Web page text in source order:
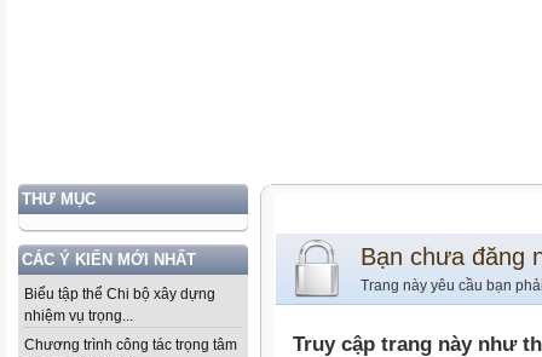
THƯ MỤC
CÁC Ý KIẾN MỚI NHẤT
Biểu tập thể Chi bộ xây dựng
nhiệm vụ trọng...
Chương trình công tác trọng tâm
Bạn chưa đăng
Trang này yêu cầu bạn
Truy cập trang này như